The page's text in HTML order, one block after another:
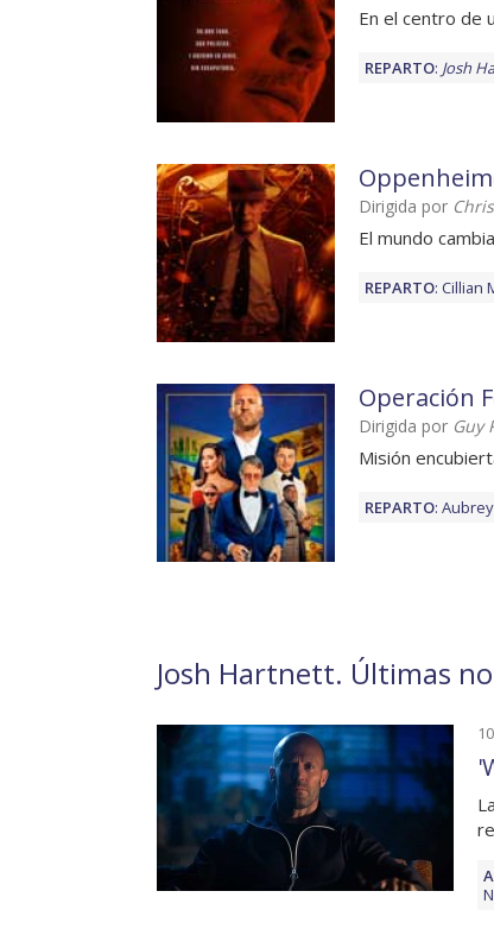
En el centro de
REPARTO: Josh
Dirigida por
El mundo
REPARTO: Cillian
Operación
Dirigida por Guy
Misión
REPARTO:
Josh Hartnett. Últimas